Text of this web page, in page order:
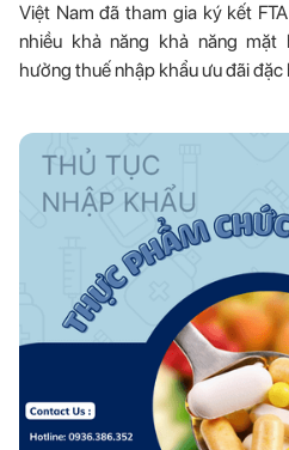
Việt Nam đã tham gia ký kết
nhiều khả năng khả năng
hưởng thuế nhập khẩu ưu đãi đặc